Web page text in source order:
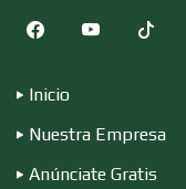
Inicio
Nuestra Empresa
Anúnciate Gratis